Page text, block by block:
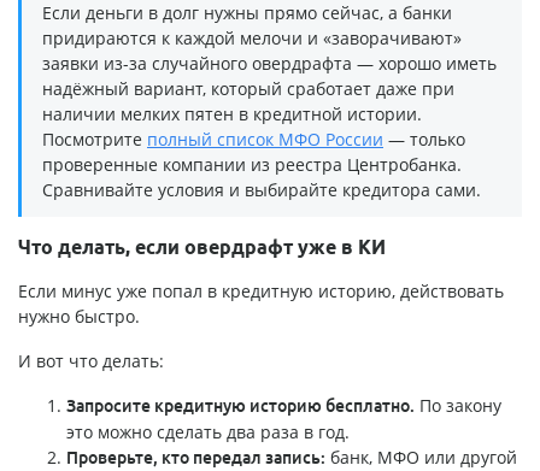
Если деньги в долг нужны прямо сейчас, а банки
придираются к каждой мелочи и «заворачивают»
заявки из-за случайного овердрафта — хорошо иметь
надёжный вариант, который сработает даже при
наличии мелких пятен в кредитной истории.
Посмотрите полный список МФО России — только
проверенные компании из реестра Центробанка.
Сравнивайте условия и выбирайте кредитора сами.
Что делать, если овердрафт уже в КИ
Если минус уже попал в кредитную историю, действовать
нужно быстро.
И вот что делать:
Запросите кредитную историю бесплатно. По закону
это можно сделать два раза в год.
Проверьте, кто передал запись: банк, МФО или другой